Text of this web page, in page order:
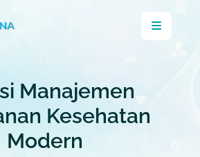
Manajemen
Kesehatan
Modern